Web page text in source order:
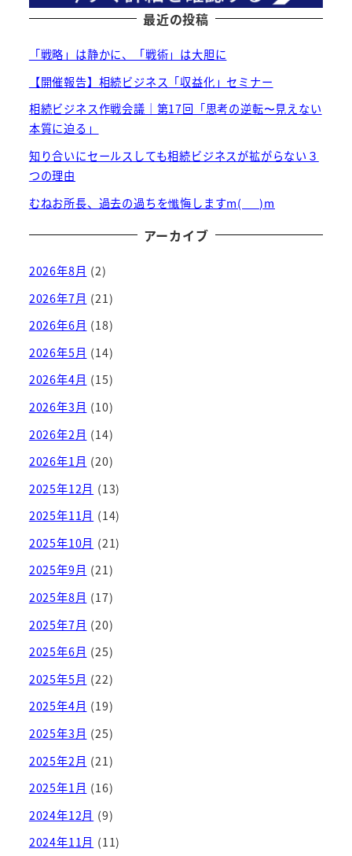
最近の投稿
「戦略」は静かに、「戦術」は大胆に
【開催報告】相続ビジネス「収益化」セミナー
相続ビジネス作戦会議｜第17回「思考の逆転〜見えない
本質に迫る」
知り合いにセールスしても相続ビジネスが拡がらない３
つの理由
むねお所長、過去の過ちを懺悔しますm(_ _)m
アーカイブ
2026年8月 (2)
2026年7月 (21)
2026年6月 (18)
2026年5月 (14)
2026年4月 (15)
2026年3月 (10)
2026年2月 (14)
2026年1月 (20)
2025年12月 (13)
2025年11月 (14)
2025年10月 (21)
2025年9月 (21)
2025年8月 (17)
2025年7月 (20)
2025年6月 (25)
2025年5月 (22)
2025年4月 (19)
2025年3月 (25)
2025年2月 (21)
2025年1月 (16)
2024年12月 (9)
2024年11月 (11)